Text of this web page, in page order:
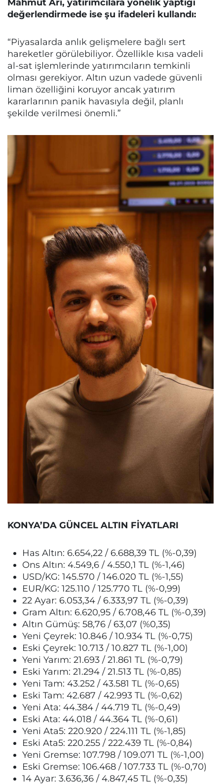
Mahmut Arı, yatırımcılara yönelik yaptığı
değerlendirmede ise şu ifadeleri kullandı:
“Piyasalarda anlık gelişmelere bağlı sert
hareketler görülebiliyor. Özellikle kısa vadeli
al-sat işlemlerinde yatırımcıların temkinli
olması gerekiyor. Altın uzun vadede güvenli
liman özelliğini koruyor ancak yatırım
kararlarının panik havasıyla değil, planlı
şekilde verilmesi önemli.”
KONYA’DA GÜNCEL ALTIN FİYATLARI
Has Altın: 6.654,22 / 6.688,39 TL (%-0,39)
Ons Altın: 4.549,6 / 4.550,1 TL (%-1,46)
USD/KG: 145.570 / 146.020 TL (%-1,55)
EUR/KG: 125.110 / 125.770 TL (%-0,99)
22 Ayar: 6.053,34 / 6.333,97 TL (%-0,39)
Gram Altın: 6.620,95 / 6.708,46 TL (%-0,39)
Altın Gümüş: 58,76 / 63,07 (%0,35)
Yeni Çeyrek: 10.846 / 10.934 TL (%-0,75)
Eski Çeyrek: 10.713 / 10.827 TL (%-1,00)
Yeni Yarım: 21.693 / 21.861 TL (%-0,79)
Eski Yarım: 21.294 / 21.513 TL (%-0,85)
Yeni Tam: 43.252 / 43.581 TL (%-0,65)
Eski Tam: 42.687 / 42.993 TL (%-0,62)
Yeni Ata: 44.384 / 44.719 TL (%-0,49)
Eski Ata: 44.018 / 44.364 TL (%-0,61)
Yeni Ata5: 220.920 / 224.111 TL (%-1,85)
Eski Ata5: 220.255 / 222.439 TL (%-0,84)
Yeni Gremse: 107.798 / 109.071 TL (%-1,00)
Eski Gremse: 106.468 / 107.733 TL (%-0,70)
14 Ayar: 3.636,36 / 4.847,45 TL (%-0,35)